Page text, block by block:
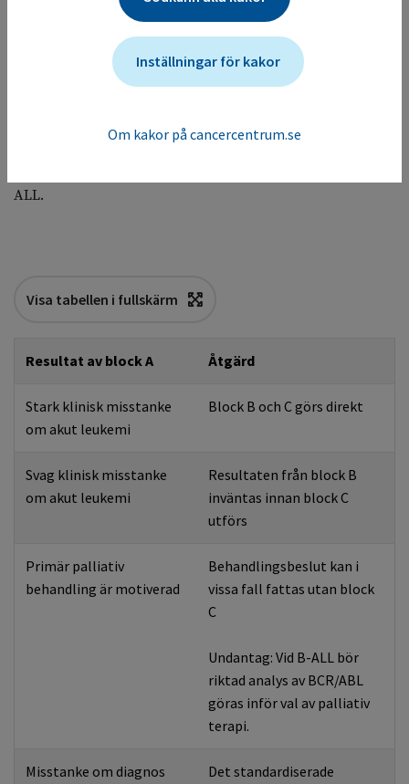
rehabiliteringsbehov
ALL.
Visa tabellen i fullskärm
Resultat av block A Åtgärd
Stark klinisk misstanke
om akut leukemi
Block B och C görs direkt
Svag klinisk misstanke
om akut leukemi
Resultaten från block B
inväntas innan block C
utförs
Primär palliativ
behandling är motiverad
Behandlingsbeslut kan i
vissa fall fattas utan block
C
Undantag: Vid B-ALL bör
riktad analys av BCR/ABL
göras inför val av palliativ
terapi.
Misstanke om diagnos
Det standardiserade
Inställningar för kakor
Om kakor på cancercentrum.se